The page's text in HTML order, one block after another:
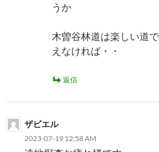
うか
木曽谷林道は楽しい道
えなければ・・
返信
ザビエル
2023-07-19 12:58 AM